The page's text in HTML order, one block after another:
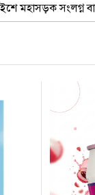
বাজারে ভয়াবহ আগুন